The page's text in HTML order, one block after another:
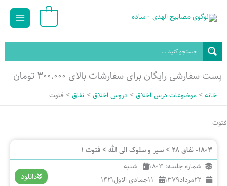
محتوا
Main
پست سفارشی رایگان برای سفارشات بالای ۳۰۰.۰۰۰ تومان
خانه موضوعات درس اخلاق دروس اخلاق نفاق فتوت
فتوت
1803- نفاق 28 > سیر و سلوک الی الله > فتوت 1
شماره جلسه: 1803
شنبه
22مرداد1379
11جمادی الاول1421 دانلود